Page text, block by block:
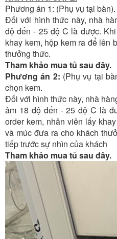
Phương án 1: (Phụ vụ tại bàn).
Đối với hình thức này, nhà
độ đến - 25 độ C là được.
khay kem, hộp kem ra để lên
thưởng thức.
Tham khảo mua tủ sau đây.
Phương án 2: (Phụ vụ tại
chọn kem.
Đối với hình thức này, nhà
âm 18 độ đến - 25 độ C là
order kem, nhân viên lấy
và múc đưa ra cho khách
tiếp trước sự nhìn của khách
Tham khảo mua tủ sau đây.